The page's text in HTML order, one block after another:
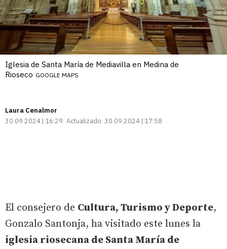
Iglesia de Santa María de Mediavilla en Medina de
Rioseco GOOGLE MAPS
Laura Cenalmor
30.09.2024 | 16:29 Actualizado: 30.09.2024 | 17:58
El consejero de Cultura, Turismo y Deporte,
Gonzalo Santonja, ha visitado este lunes la
iglesia riosecana de Santa María de